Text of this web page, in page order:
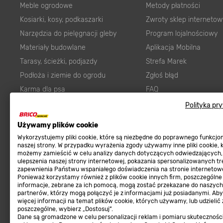
Polityka
Używamy plików cookie
Wykorzystujemy pliki cookie, które są niezbędne do poprawnego
naszej strony. W przypadku wyrażenia zgody używamy inne pliki cookie,
możemy zamieścić w celu analizy danych dotyczących odwiedzających,
ulepszenia naszej strony internetowej, pokazania spersonalizowanych
zapewnienia Państwu wspaniałego doświadczenia na stronie
Ponieważ korzystamy również z plików cookie innych firm, poszczególne
informacje, zebrane za ich pomocą, mogą zostać przekazane do naszych
partnerów, którzy mogą połączyć je z informacjami już posiadanymi.
więcej informacji na temat plików cookie, których używamy, lub udzielić
poszczególne, wybierz „Dostosuj”.
Dane są gromadzone w celu personalizacji reklam i pomiaru
Meble ogrodowe
Kosiarki, kosy, podkaszarki
Narzędzia do pielęgnacji gleby
Materiały budowlane
Tarasy, ścieżki, podjazdy
Podłoża i ziemie do ogrodu
Karma dla psa
Farby wewnętrzne białe
Elektryka
Panele
Elektronarzędzia
Płytki
Panele podłogowe
Płyty OSB/HDF
Grabie do ogrodu
Metody płatności
Zwroty sklep
Program lojalnościowy
Aplikacja Mobilna
Strefa Marek
Zgłoś błąd
FAQ
Prawny obowiązek
Regulaminy
Regulaminy
Polityka prywatności